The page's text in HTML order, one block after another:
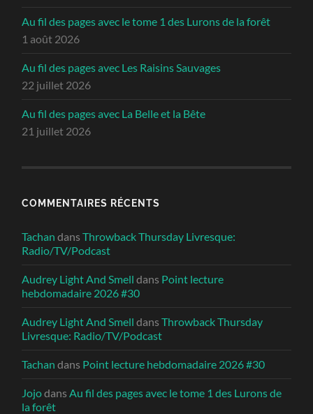
Au fil des pages avec le tome 1 des Lurons de la forêt
1 août 2026
Au fil des pages avec Les Raisins Sauvages
22 juillet 2026
Au fil des pages avec La Belle et la Bête
21 juillet 2026
COMMENTAIRES RÉCENTS
Tachan dansThrowback Thursday Livresque:
Radio/TV/Podcast
Audrey Light And Smell dans Point lecture
hebdomadaire 2026 #30
Audrey Light And Smell dansThrowback Thursday
Livresque: Radio/TV/Podcast
Tachan dans Point lecture hebdomadaire 2026 #30
Jojodans Au fil des pages avec le tome 1 des Lurons de
la forêt